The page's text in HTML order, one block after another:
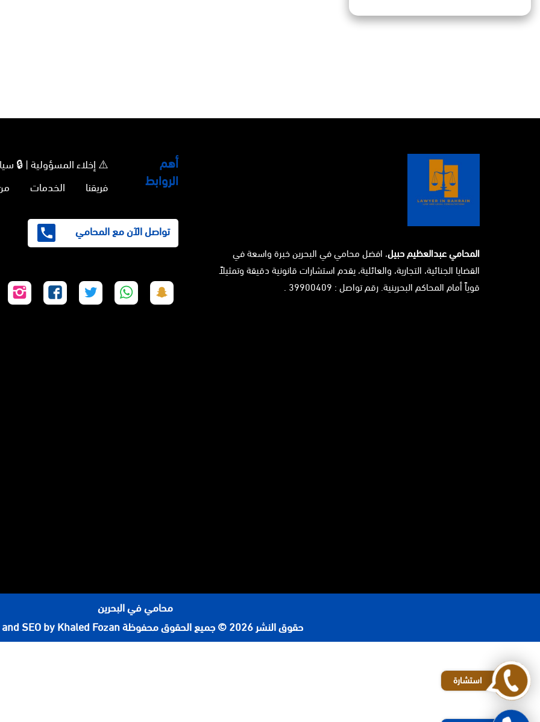
المحامي عبدالعظيم حبيل، افضل محامي في البحرين خبرة واسعة في
القضايا الجنائية، التجارية، والعائلية، يقدم استشارات قانونية دقيقة وتمثيلاً
قوياً أمام المحاكم البحرينية. رقم تواصل : 39900409 .
أهم
الروابط
⚠️ إخلاء المسؤولية | 🔒
فريقنا
الخدمات
تواصل الآن مع المحامي
على
على
على
على
على
محامي في البحرين
حقوق النشر 2026 © جميع الحقوق محفوظة
SEO by Khaled Fozan
استشارة
افضل مكاتب المحاماة في الرياض
محامي شركات في الرياض
المحامي محمد الزعابي